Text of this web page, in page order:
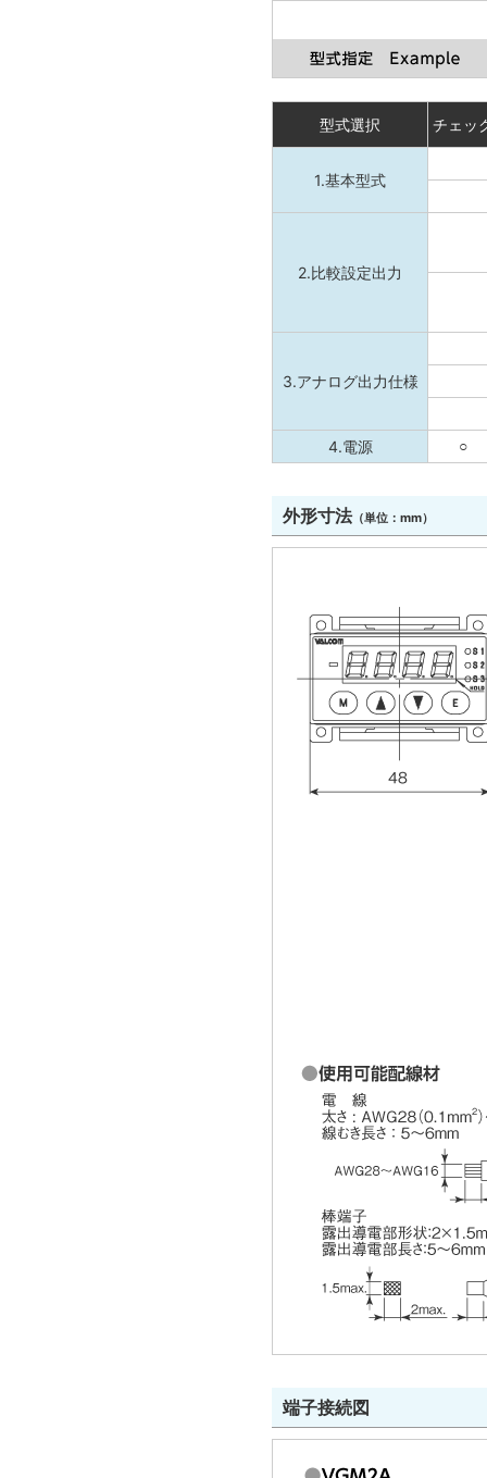
型式選択 チェッ
1.基本型式
2.比較設定出力
3.アナログ出力仕様
4.電源 ○
外形寸法（単位：mm）
端子接続図